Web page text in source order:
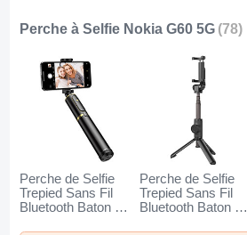
Perche à Selfie Nokia G60 5G (78)
Perche de Selfie
Trepied Sans Fil
Bluetooth Baton de
Perche de Selfie
Trepied Sans Fil
Bluetooth Baton de